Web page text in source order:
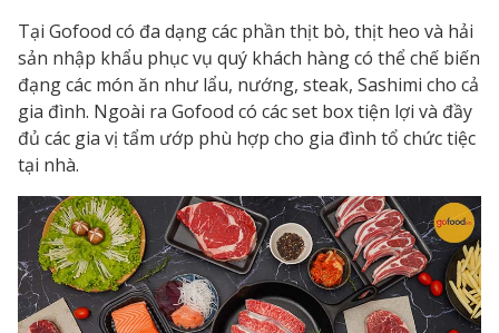
Tại Gofood có đa dạng các phần thịt bò, thịt heo và hải
sản nhập khẩu phục vụ quý khách hàng có thể chế biến
đạng các món ăn như lẩu, nướng, steak, Sashimi cho cả
gia đình. Ngoài ra Gofood có các set box tiện lợi và đầy
đủ các gia vị tẩm ướp phù hợp cho gia đình tổ chức tiệc
tại nhà.